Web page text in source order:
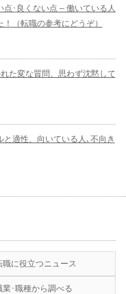
点･良くない点 – 働いている人
（転職の参考にどうぞ）
た変な質問、思わず沈黙して
と適性、向いている人､不向き
職に役立つニュース
業･職種から調べる